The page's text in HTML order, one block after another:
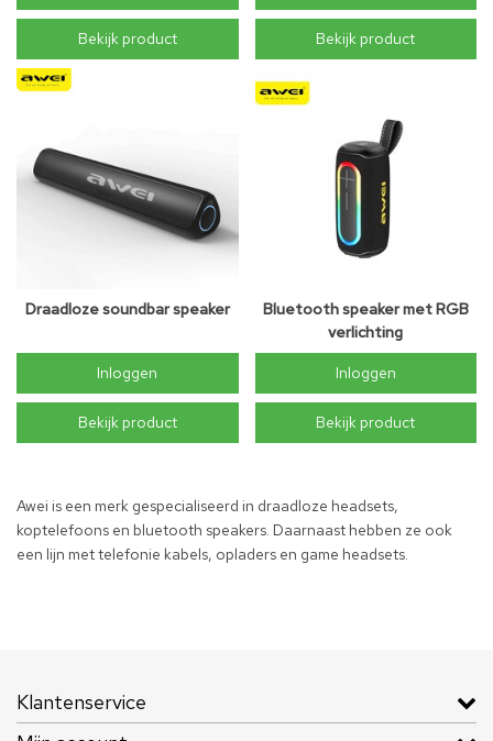
Bekijk product Bekijk product
Draadloze soundbar speaker
Inloggen
Bekijk product
Bluetooth speaker met RGB
verlichting
Inloggen
Bekijk product
Awei is een merk gespecialiseerd in draadloze headsets,
koptelefoons en bluetooth speakers. Daarnaast hebben ze ook
een lijn met telefonie kabels, opladers en game headsets.
Klantenservice